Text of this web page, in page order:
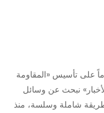
أعوام، وفي أجواء ذكرى مرور 40 عاماً على تأسيس «المقاومة
نبحث عن وسائل
شاملة وسلسة، منذ